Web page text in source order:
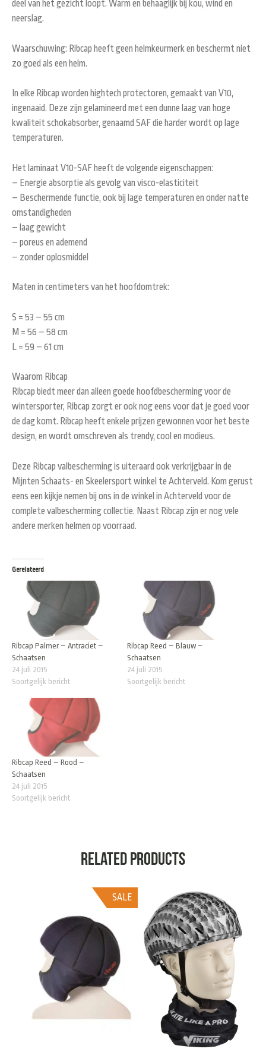
deel van het gezicht loopt. Warm en behaaglijk bij kou, wind en
neerslag.
Waarschuwing: Ribcap heeft geen helmkeurmerk en beschermt niet
zo goed als een helm.
In elke Ribcap worden hightech protectoren, gemaakt van V10,
ingenaaid. Deze zijn gelamineerd met een dunne laag van hoge
kwaliteit schokabsorber, genaamd SAF die harder wordt op lage
temperaturen.
Het laminaat V10-SAF heeft de volgende eigenschappen:
– Energie absorptie als gevolg van visco-elasticiteit
– Beschermende functie, ook bij lage temperaturen en onder natte
omstandigheden
– laag gewicht
– poreus en ademend
– zonder oplosmiddel
Maten in centimeters van het hoofdomtrek:
S = 53 – 55 cm
M = 56 – 58 cm
L = 59 – 61 cm
Waarom Ribcap
Ribcap biedt meer dan alleen goede hoofdbescherming voor de
wintersporter, Ribcap zorgt er ook nog eens voor dat je goed voor
de dag komt. Ribcap heeft enkele prijzen gewonnen voor het beste
design, en wordt omschreven als trendy, cool en modieus.
Deze Ribcap valbescherming is uiteraard ook verkrijgbaar in de
Mijnten Schaats- en Skeelersport winkel te Achterveld. Kom gerust
eens een kijkje nemen bij ons in de winkel in Achterveld voor de
complete valbescherming collectie. Naast Ribcap zijn er nog vele
andere merken helmen op voorraad.
Gerelateerd
Ribcap Palmer – Antraciet –
Schaatsen
24 juli 2015
Soortgelijk bericht
Ribcap Reed – Blauw –
Schaatsen
24 juli 2015
Soortgelijk bericht
Ribcap Reed – Rood –
Schaatsen
24 juli 2015
Soortgelijk bericht
Related products
SALE